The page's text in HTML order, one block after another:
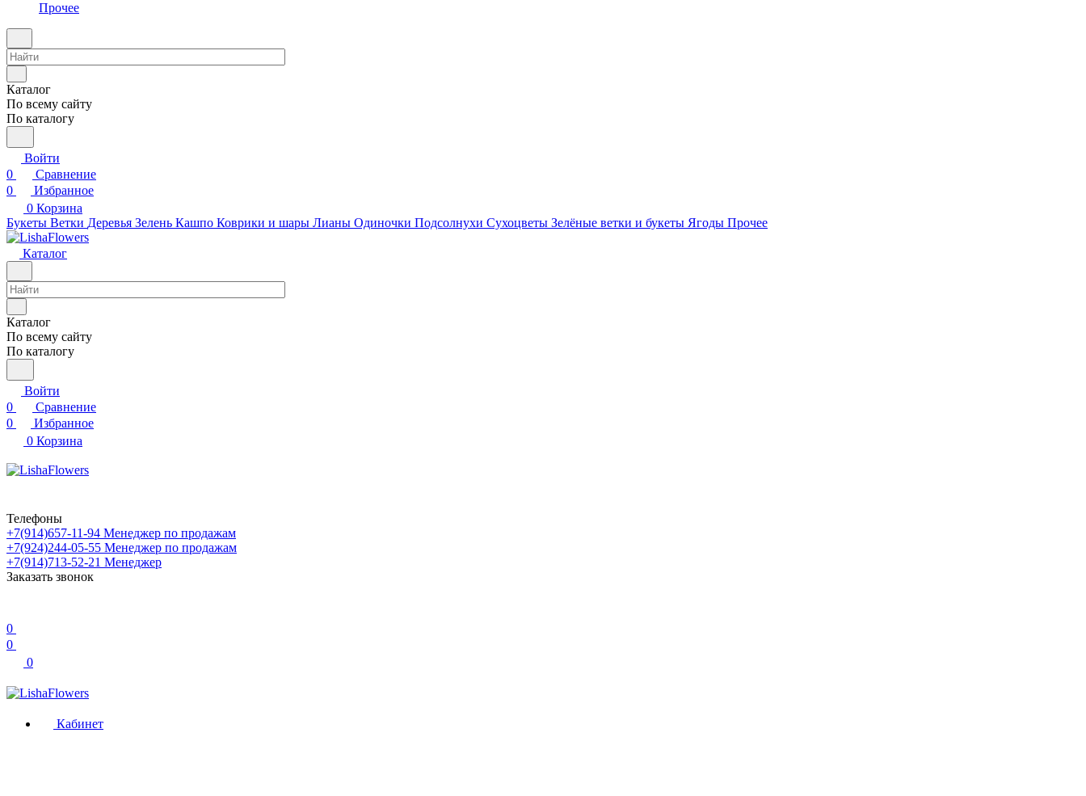
Прочее
Каталог
По всему сайту
По каталогу
Войти
0
Сравнение
0
Избранное
0 Корзина
Букеты Ветки Деревья Зелень Кашпо Коврики и шары Лианы Одиночки Подсолнухи Сухоцветы Зелёные ветки и букеты Ягоды Прочее
Каталог
Каталог
По всему сайту
По каталогу
Войти
0
Сравнение
0
Избранное
0 Корзина
Телефоны
+7(914)657-11-94 Менеджер по продажам
+7(924)244-05-55 Менеджер по продажам
+7(914)713-52-21 Менеджер
Заказать звонок
0
0
0
Кабинет